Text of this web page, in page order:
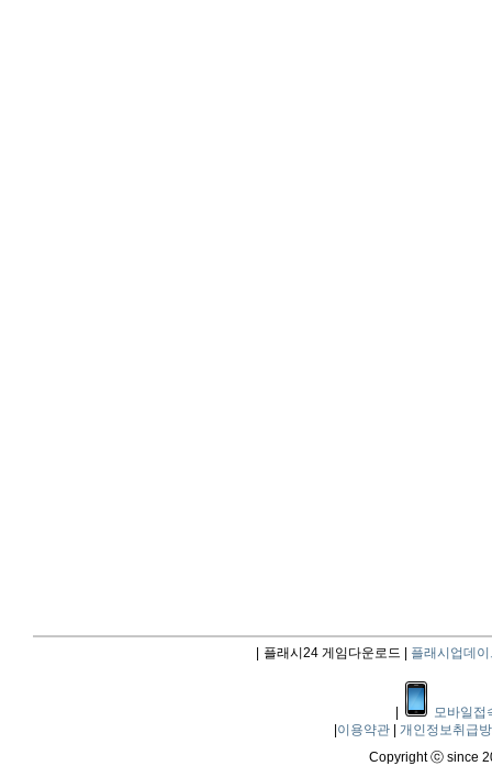
플래시24 게임다운로드 | 플래시업데이
모바일접
이용약관
개인정보취급
Copyright ⓒ since